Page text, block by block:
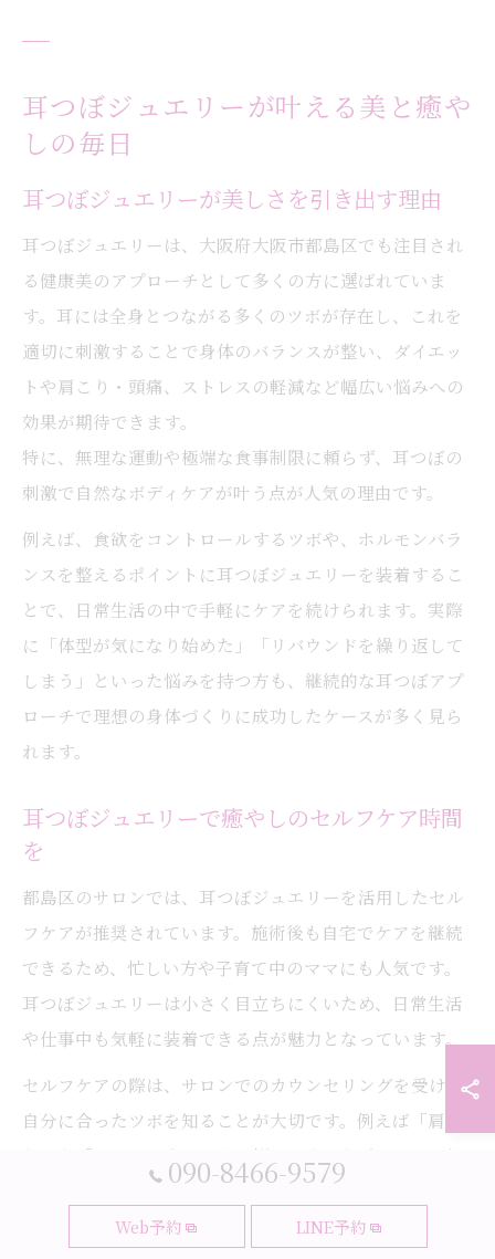
耳つぼジュエリーが叶える美と癒や
しの毎日
耳つぼジュエリーが美しさを引き出す理由
耳つぼジュエリーは、大阪府大阪市都島区でも注目され
る健康美のアプローチとして多くの方に選ばれていま
す。耳には全身とつながる多くのツボが存在し、これを
適切に刺激することで身体のバランスが整い、ダイエッ
トや肩こり・頭痛、ストレスの軽減など幅広い悩みへの
効果が期待できます。
特に、無理な運動や極端な食事制限に頼らず、耳つぼの
刺激で自然なボディケアが叶う点が人気の理由です。
例えば、食欲をコントロールするツボや、ホルモンバラ
ンスを整えるポイントに耳つぼジュエリーを装着するこ
とで、日常生活の中で手軽にケアを続けられます。実際
に「体型が気になり始めた」「リバウンドを繰り返して
しまう」といった悩みを持つ方も、継続的な耳つぼアプ
ローチで理想の身体づくりに成功したケースが多く見ら
れます。
耳つぼジュエリーで癒やしのセルフケア時間
を
都島区のサロンでは、耳つぼジュエリーを活用したセル
フケアが推奨されています。施術後も自宅でケアを継続
できるため、忙しい方や子育て中のママにも人気です。
耳つぼジュエリーは小さく目立ちにくいため、日常生活
や仕事中も気軽に装着できる点が魅力となっています。
セルフケアの際は、サロンでのカウンセリングを受けて
自分に合ったツボを知ることが大切です。例えば「肩こ
り」や「ストレス食い」など悩みに応じたポイントを押
さえることで、より高い効果が期待できます。正しい装
着とケア方法についてスタッフからアドバイスを受ける
090-8466-9579
Web予約 LINE予約